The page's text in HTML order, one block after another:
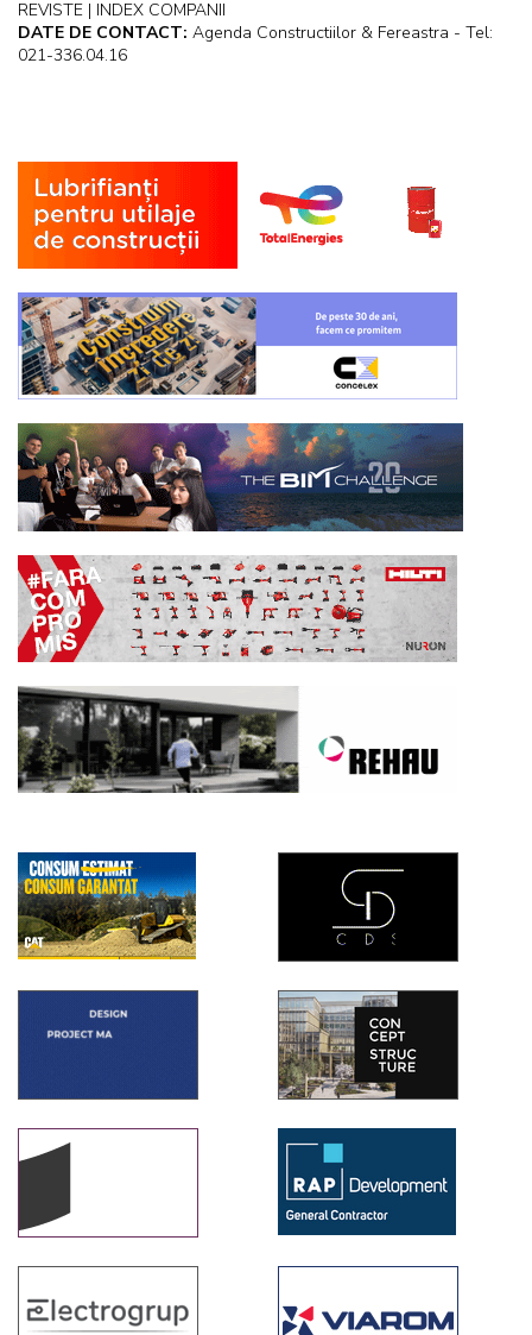
REVISTE | INDEX COMPANII
DATE DE CONTACT: Agenda Constructiilor & Fereastra - Tel:
021-336.04.16